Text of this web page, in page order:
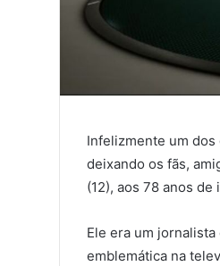
Infelizmente um
deixando os fãs,
(12), aos 78 anos de
Ele era um
emblemática na